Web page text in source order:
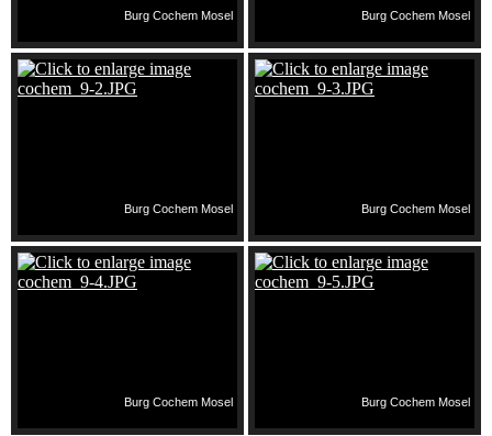
Burg Cochem Mosel Burg Cochem Mosel
Burg Cochem Mosel Burg Cochem Mosel
Burg Cochem Mosel Burg Cochem Mosel